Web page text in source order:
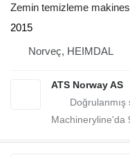
Zemin temizleme
2015
Norveç, HEIMDAL
ATS Norway AS
Machineryline'da